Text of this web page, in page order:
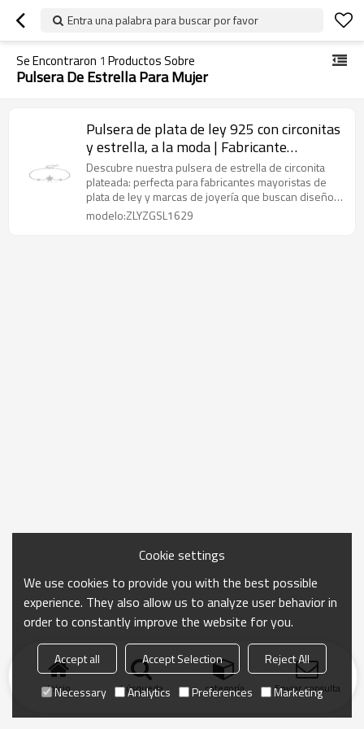
Entra una palabra para buscar por favor
Se Encontraron 1 Productos Sobre
Pulsera De Estrella Para Mujer
Pulsera de plata de ley 925 con circonitas
y estrella, a la moda | Fabricante
mayorista de joyería personalizada
Descubre nuestra pulsera de estrella de circonita
plateada: perfecta para fabricantes mayoristas de
plata de ley y marcas de joyería que buscan diseños
modernos y personalizables.
modelo:ZLYZGSL1629
Inicio búsqueda categoría Enviar consulta
Cookie settings
We use cookies to provide you with the best possible
experience. They also allow us to analyze user behavior in
order to constantly improve the website for you.
Accept all Accept Selection
Reject All
Necessary
Analytics Preferences Marketing